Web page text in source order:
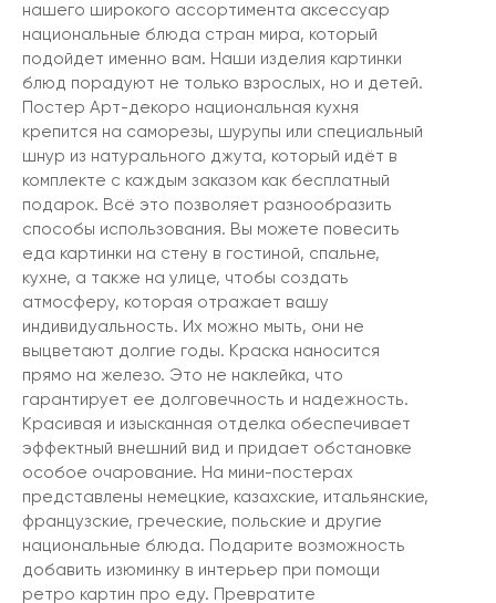
нашего широкого ассортимента аксессуар
национальные блюда стран мира, который
подойдет именно вам. Наши изделия картинки
блюд порадуют не только взрослых, но и детей.
Постер Арт-декоро национальная кухня
крепится на саморезы, шурупы или специальный
шнур из натурального джута, который идёт в
комплекте с каждым заказом как бесплатный
подарок. Всё это позволяет разнообразить
способы использования. Вы можете повесить
еда картинки на стену в гостиной, спальне,
кухне, а также на улице, чтобы создать
атмосферу, которая отражает вашу
индивидуальность. Их можно мыть, они не
выцветают долгие годы. Краска наносится
прямо на железо. Это не наклейка, что
гарантирует ее долговечность и надежность.
Красивая и изысканная отделка обеспечивает
эффектный внешний вид и придает обстановке
особое очарование. На мини-постерах
представлены немецкие, казахские, итальянские,
французские, греческие, польские и другие
национальные блюда. Подарите возможность
добавить изюминку в интерьер при помощи
ретро картин про еду. Превратите